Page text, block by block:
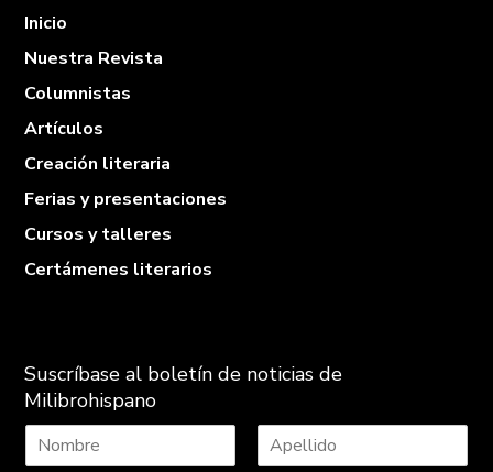
Inicio
Nuestra Revista
Columnistas
Artículos
Creación literaria
Ferias y presentaciones
Cursos y talleres
Certámenes literarios
Suscríbase al boletín de noticias de
Milibrohispano